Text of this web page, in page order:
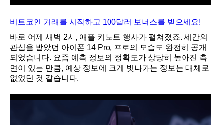
비트코인 거래를 시작하고 100달러 보너스를 받으세요!
바로 어제 새벽 2시, 애플 키노트 행사가 펼쳐졌죠. 세간의
관심을 받았던 아이폰 14 Pro, 프로의 모습도 완전히 공개
되었습니다. 요즘 예측 정보의 정확도가 상당히 높아진 측
면이 있는 만큼, 예상 정보에 크게 빗나가는 정보는 대체로
없었던 것 같습니다.